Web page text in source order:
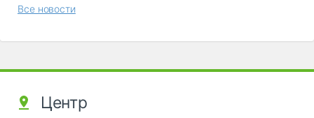
Все новости
Центр